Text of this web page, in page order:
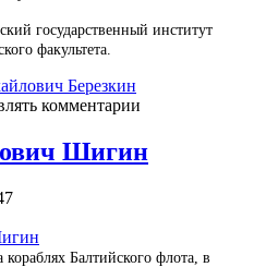
государственный институт
факультета.
Березкин
комментарии
Шигин
Балтийского флота, в